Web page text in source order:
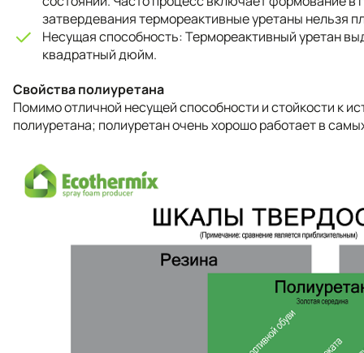
затвердевания термореактивные уретаны нельзя
Несущая способность: Термореактивный уретан
квадратный дюйм.
Свойства полиуретана
Помимо отличной несущей способности и стойкости к
полиуретана; полиуретан очень хорошо работает в